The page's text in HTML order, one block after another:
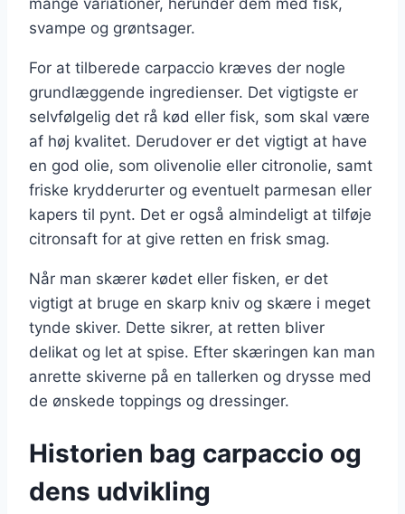
svampe og grøntsager.
For at tilberede carpaccio kræves der nogle
grundlæggende ingredienser. Det vigtigste er
selvfølgelig det rå kød eller fisk, som skal være
af høj kvalitet. Derudover er det vigtigt at have
en god olie, som olivenolie eller citronolie, samt
friske krydderurter og eventuelt parmesan eller
kapers til pynt. Det er også almindeligt at tilføje
citronsaft for at give retten en frisk smag.
Når man skærer kødet eller fisken, er det
vigtigt at bruge en skarp kniv og skære i meget
tynde skiver. Dette sikrer, at retten bliver
delikat og let at spise. Efter skæringen kan man
anrette skiverne på en tallerken og drysse med
de ønskede toppings og dressinger.
Historien bag carpaccio og
dens udvikling